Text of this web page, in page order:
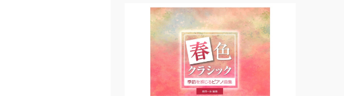
LOVE... Official髭男dism バンドピース フェ
アリー 825円